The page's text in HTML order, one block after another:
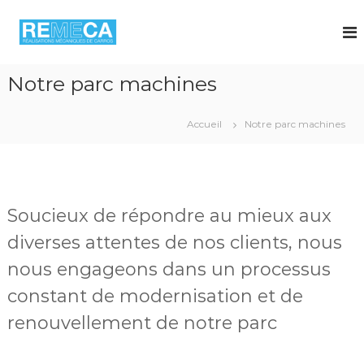
Notre parc machines
Accueil Notre parc machines
Soucieux de répondre au mieux aux
diverses attentes de nos clients, nous
nous engageons dans un processus
constant de modernisation et de
renouvellement de notre parc